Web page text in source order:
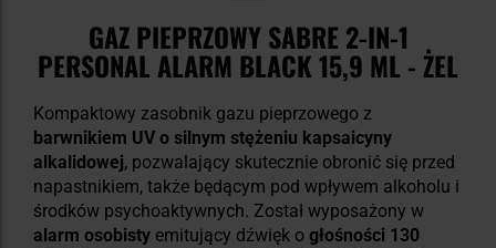
GAZ PIEPRZOWY SABRE 2-IN-1
PERSONAL ALARM BLACK 15,9 ML - ŻEL
Kompaktowy zasobnik gazu pieprzowego z
barwnikiem UV o silnym stężeniu kapsaicyny
alkalidowej, pozwalający skutecznie obronić się przed
napastnikiem, także będącym pod wpływem alkoholu i
środków psychoaktywnych. Został wyposażony w
alarm osobisty emitujący dźwięk o głośności 130